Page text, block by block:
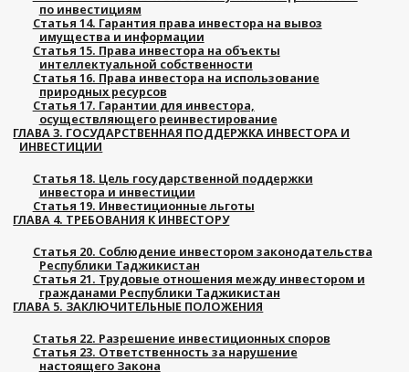
по инвестициям
Статья 14. Гарантия права инвестора на вывоз
имущества и информации
Статья 15. Права инвестора на объекты
интеллектуальной собственности
Статья 16. Права инвестора на использование
природных ресурсов
Статья 17. Гарантии для инвестора,
осуществляющего реинвестирование
ГЛАВА 3. ГОСУДАРСТВЕННАЯ ПОДДЕРЖКА ИНВЕСТОРА И
ИНВЕСТИЦИИ
Статья 18. Цель государственной поддержки
инвестора и инвестиции
Статья 19. Инвестиционные льготы
ГЛАВА 4. ТРЕБОВАНИЯ К ИНВЕСТОРУ
Статья 20. Соблюдение инвестором законодательства
Республики Таджикистан
Статья 21. Трудовые отношения между инвестором и
гражданами Республики Таджикистан
ГЛАВА 5. ЗАКЛЮЧИТЕЛЬНЫЕ ПОЛОЖЕНИЯ
Статья 22. Разрешение инвестиционных споров
Статья 23. Ответственность за нарушение
настоящего Закона